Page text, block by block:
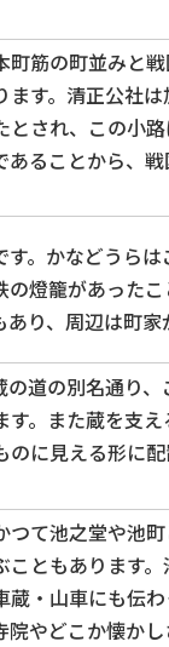
筋の町並みと
す。清正公社
され、この小
ることから、
。かなどうら
燈籠があった
り、周辺は町家
道の別名通り
。また蔵を支
に見える形に
て池之堂や池
ともあります
・山車にも伝
やどこか懐か